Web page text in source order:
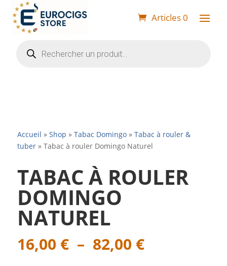
Articles 0
produits
Accueil » Shop » Tabac Domingo» Tabac à rouler &
tuber» Tabac à rouler Domingo Naturel
TABAC À ROULER
DOMINGO
NATUREL
16,00 € – 82,00 €Plage
de